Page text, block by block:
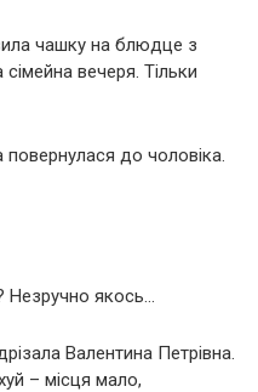
чашку на блюдце з
вечеря. Тільки
до чоловіка.
якось…
Валентина Петрівна.
– місця мало,